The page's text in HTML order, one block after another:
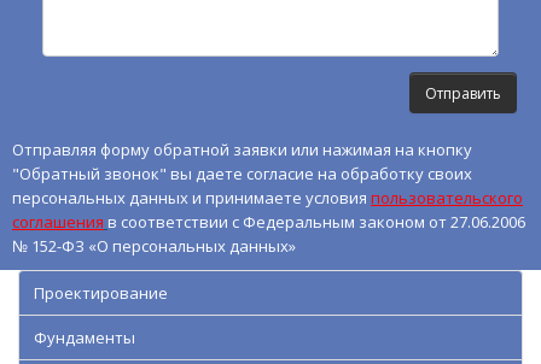
Отправляя форму обратной заявки или нажимая на кнопку
"Обратный звонок" вы даете согласие на обработку своих
персональных данных и принимаете условия пользовательского
соглашения в соответствии с Федеральным законом от 27.06.2006
№ 152-ФЗ «О персональных данных»
Проектирование
Фундаменты